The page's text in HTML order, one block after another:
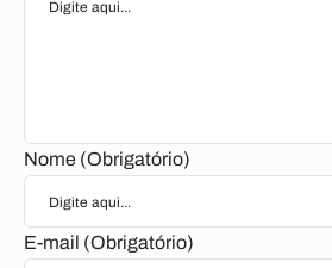
Nome (Obrigatório)
E-mail (Obrigatório)